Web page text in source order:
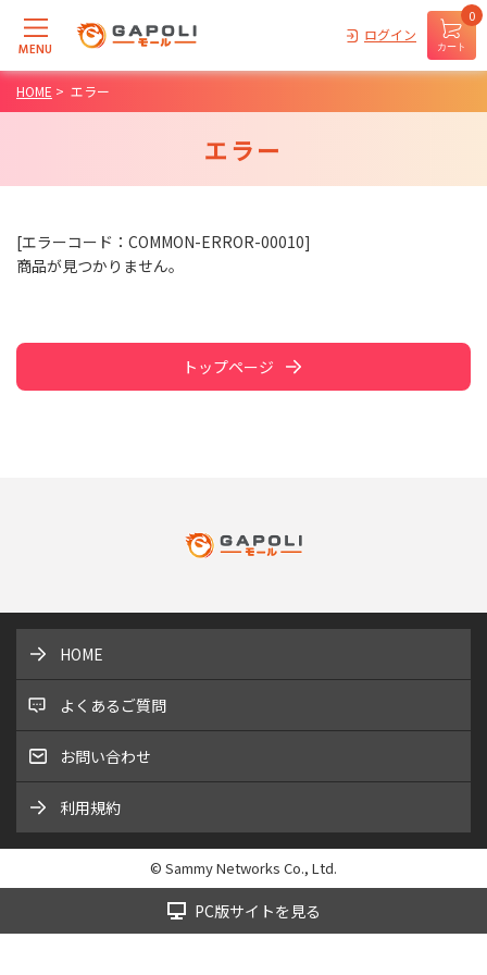
MENU
ログイン
カート
0
HOME > エラー
エラー
[エラーコード：COMMON-ERROR-00010]
商品が見つかりません。
トップページ
HOME
よくあるご質問
お問い合わせ
利用規約
© Sammy Networks Co., Ltd.
PC版サイトを見る